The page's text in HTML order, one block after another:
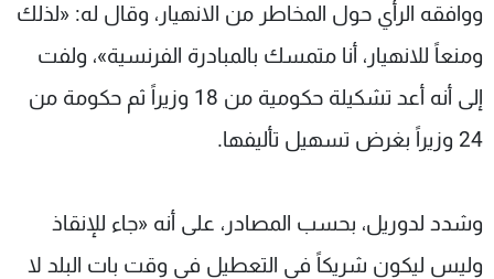
ووافقه الرأي حول المخاطر من الانهيار، وقال له: «لذلك
ومنعاً للانهيار، أنا متمسك بالمبادرة الفرنسية»، ولفت
إلى أنه أعد تشكيلة حكومية من 18 وزيراً ثم حكومة من
24 وزيراً بغرض تسهيل تأليفها.
وشدد لدوريل، بحسب المصادر، على أنه «جاء للإنقاذ
وليس ليكون شريكاً في التعطيل في وقت بات البلد لا